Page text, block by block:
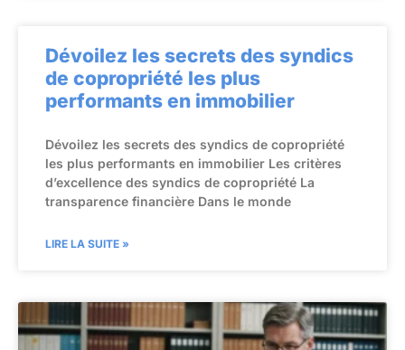
Dévoilez les secrets des syndics
de copropriété les plus
performants en immobilier
Dévoilez les secrets des syndics de copropriété
les plus performants en immobilier Les critères
d’excellence des syndics de copropriété La
transparence financière Dans le monde
LIRE LA SUITE »